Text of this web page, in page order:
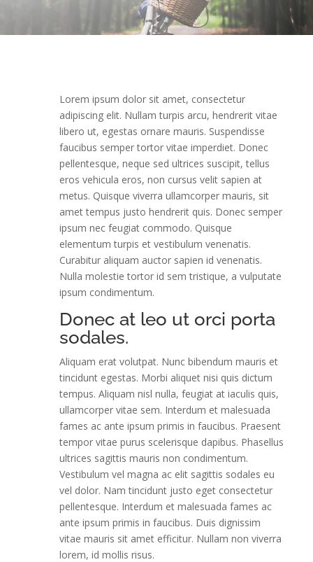
Lorem ipsum dolor sit amet, consectetur
adipiscing elit. Nullam turpis arcu, hendrerit vitae
libero ut, egestas ornare mauris. Suspendisse
faucibus semper tortor vitae imperdiet. Donec
pellentesque, neque sed ultrices suscipit, tellus
eros vehicula eros, non cursus velit sapien at
metus. Quisque viverra ullamcorper mauris, sit
amet tempus justo hendrerit quis. Donec semper
ipsum nec feugiat commodo. Quisque
elementum turpis et vestibulum venenatis.
Curabitur aliquam auctor sapien id venenatis.
Nulla molestie tortor id sem tristique, a vulputate
ipsum condimentum.
Donec at leo ut orci porta
sodales.
Aliquam erat volutpat. Nunc bibendum mauris et
tincidunt egestas. Morbi aliquet nisi quis dictum
tempus. Aliquam nisl nulla, feugiat at iaculis quis,
ullamcorper vitae sem. Interdum et malesuada
fames ac ante ipsum primis in faucibus. Praesent
tempor vitae purus scelerisque dapibus. Phasellus
ultrices sagittis mauris non condimentum.
Vestibulum vel magna ac elit sagittis sodales eu
vel dolor. Nam tincidunt justo eget consectetur
pellentesque. Interdum et malesuada fames ac
ante ipsum primis in faucibus. Duis dignissim
vitae mauris sit amet efficitur. Nullam non viverra
lorem, id mollis risus.